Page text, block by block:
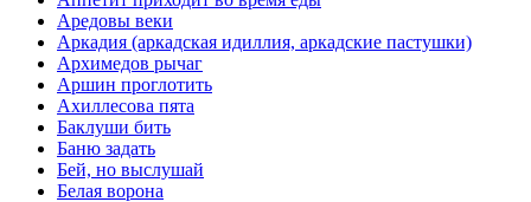
Аредовы веки
Аркадия (аркадская идиллия, аркадские пастушки)
Архимедов рычаг
Аршин проглотить
Ахиллесова пята
Баклуши бить
Баню задать
Бей, но выслушай
Белая ворона